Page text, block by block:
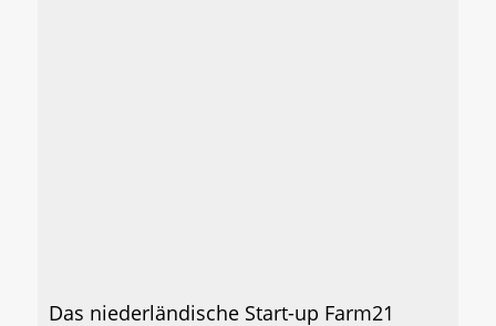
Das niederländische Start-up Farm21